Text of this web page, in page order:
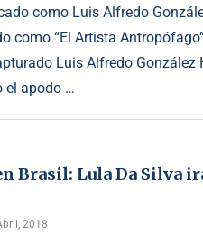
como Luis Alfredo
como “El Artista
Luis Alfredo González
el apodo …
Brasil: Lula Da Silva
2018